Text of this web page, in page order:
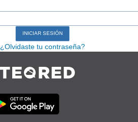
¿Olvidaste tu contraseña?